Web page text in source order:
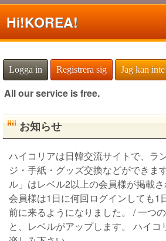
Hi!KOREA!
Logga in Registrera sig Jag kan
All our service is free.
お知らせ
ハイコリアは日韓交流サイトで、ラ
ジ・手紙・グッズ交換などができま
ル」はレベル2以上の会員様が掲載
会員様は1日に何回ログインしても1
前に来るようになりました。 / 一つ
と、レベルがアップします。 ハイコ